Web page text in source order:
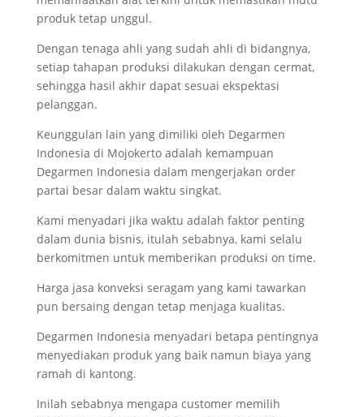
produk tetap unggul.
Dengan tenaga ahli yang sudah ahli di bidangnya,
setiap tahapan produksi dilakukan dengan cermat,
sehingga hasil akhir dapat sesuai ekspektasi
pelanggan.
Keunggulan lain yang dimiliki oleh Degarmen
Indonesia di Mojokerto adalah kemampuan
Degarmen Indonesia dalam mengerjakan order
partai besar dalam waktu singkat.
Kami menyadari jika waktu adalah faktor penting
dalam dunia bisnis, itulah sebabnya, kami selalu
berkomitmen untuk memberikan produksi on time.
Harga jasa konveksi seragam yang kami tawarkan
pun bersaing dengan tetap menjaga kualitas.
Degarmen Indonesia menyadari betapa pentingnya
menyediakan produk yang baik namun biaya yang
ramah di kantong.
Inilah sebabnya mengapa customer memilih